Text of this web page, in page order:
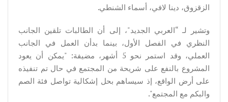
الزقزوق، دينا لافي، أسماء الشنطي.
وتشير لـ “العربي الجديد"، إلى أن الطالبات تلقين الجانب
النظري في الفصل الأول، بينما بدأن العمل في الجانب
العملي، وقد استمر نحو 5 أشهر، مضيفة: "يمكن أن يعود
المشروع بالنفع على شريحة من المجتمع في حال تم تنفيذه
على أرض الواقع، إذ سيساهم بحل إشكالية تواصل فئة الصم
والبكم مع المجتمع".